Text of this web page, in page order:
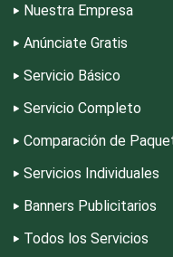
Estanterías
Estéticas
Estudios de
Estudios
Nuestra Empresa
Anúnciate Gratis
Servicio Básico
Servicio Completo
Comparación de
Servicios Individuales
Banners Publicitarios
Todos los Servicios